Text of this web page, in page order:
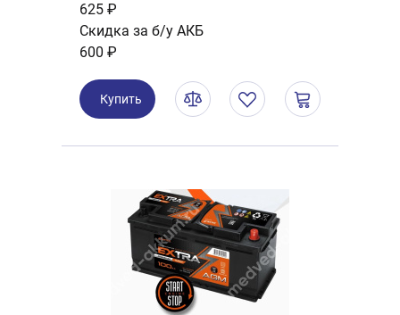
625 ₽
Скидка за б/у АКБ
600 ₽
Купить